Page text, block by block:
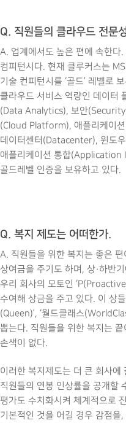
Q. 직원들의 클라우드 전문
A. 업계에서도 높은 편에 속한다
컴피턴시다. 현재 클루커스는
기술 컨피턴시를 ‘골드’ 레벨로
클라우드 서비스 역량인 데이터
(Data Analytics), 보안
(Cloud Platform), 애플리케이
데이터센터(Datacenter), 윈도
애플리케이션 통합
골드레벨 인증을 보유하고 있다.
Q. 복지 제도는 어떠한가.
A. 직원들을 위한 복지는 좋은
상여금을 주기도 하며, 상·하반
우리 회사의 모토인
수여해 상금을 주고 있다. 이 상들
(Queen)’, ‘월드클래스
뽑는다. 직원들을 위한 복지는
손색이 없다.
이러한 복지제도는 더 큰 회사에
직원들의 연봉 인상률을 공개할
평가도 수치화시켜 체계적으로
기본적인 것을 어길 경우 감점을